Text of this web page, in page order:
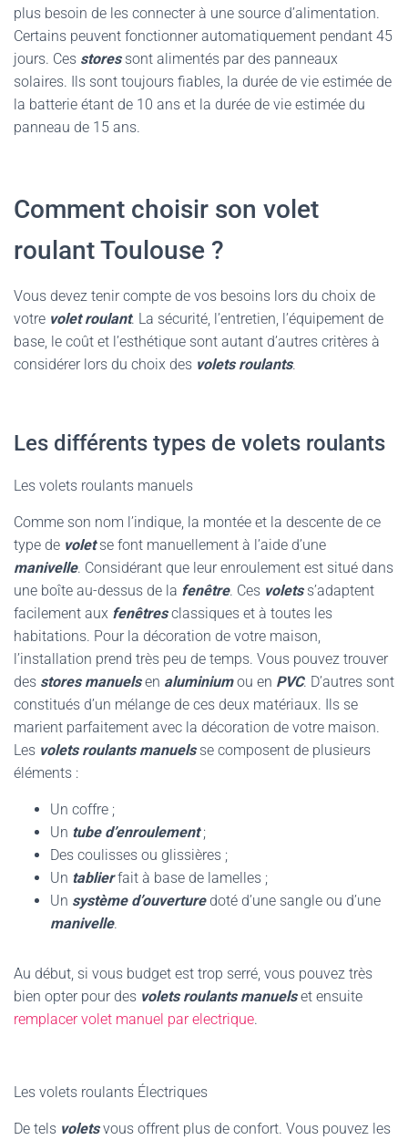
plus besoin de les connecter à une source d’alimentation.
Certains peuvent fonctionner automatiquement pendant 45
jours. Ces storessont alimentés par des panneaux
solaires. Ils sont toujours fiables, la durée de vie estimée de
la batterie étant de 10 ans et la durée de vie estimée du
panneau de 15 ans.
Comment choisir son volet
roulant Toulouse ?
Vous devez tenir compte de vos besoins lors du choix de
votre volet roulant. La sécurité, l’entretien, l’équipement de
base, le coût et l’esthétique sont autant d’autres critères à
considérer lors du choix des volets roulants.
Les différents types de volets roulants
Les volets roulants manuels
Comme son nom l’indique, la montée et la descente de ce
type de voletse font manuellement à l’aide d’une
manivelle. Considérant que leur enroulement est situé dans
une boîte au-dessus de la fenêtre. Ces voletss’adaptent
facilement aux fenêtresclassiques et à toutes les
habitations. Pour la décoration de votre maison,
l’installation prend très peu de temps. Vous pouvez trouver
des stores manuelsen aluminiumou en PVC. D’autres sont
constitués d’un mélange de ces deux matériaux. Ils se
marient parfaitement avec la décoration de votre maison.
Les volets roulants manuelsse composent de plusieurs
éléments :
Un coffre ;
Un tube d’enroulement;
Des coulisses ou glissières ;
Un tablierfait à base de lamelles ;
Un système d’ouverturedoté d’une sangle ou d’une
manivelle.
Au début, si vous budget est trop serré, vous pouvez très
bien opter pour des volets roulants manuelset ensuite
remplacer volet manuel par electrique.
Les volets roulants Électriques
De tels voletsvous offrent plus de confort. Vous pouvez les